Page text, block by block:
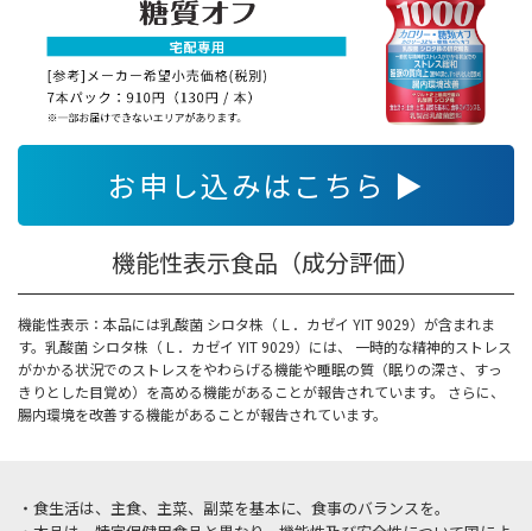
お申し込みはこちら ▶
機能性表示食品（成分評価）
機能性表示：本品には乳酸菌 シロタ株（Ｌ．カゼイ YIT 9029）が含まれま
す。乳酸菌 シロタ株（Ｌ．カゼイ YIT 9029）には、 一時的な精神的ストレス
がかかる状況でのストレスをやわらげる機能や睡眠の質（眠りの深さ、すっ
きりとした目覚め）を高める機能があることが報告されています。 さらに、
腸内環境を改善する機能があることが報告されています。
・食生活は、主食、主菜、副菜を基本に、食事のバランスを。